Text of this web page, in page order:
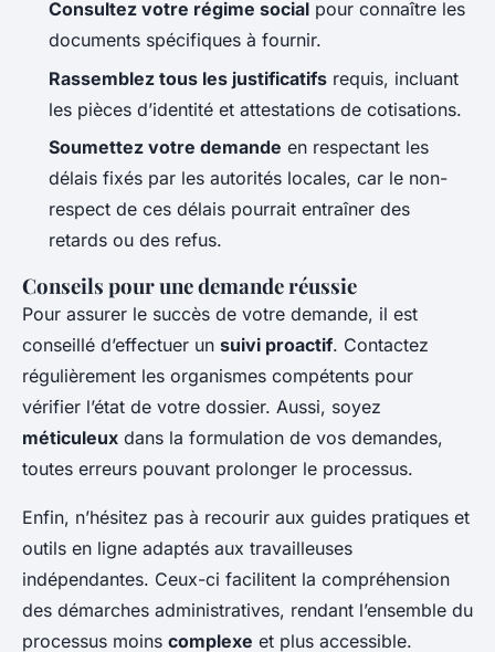
Consultez votre régime social pour connaître les
documents spécifiques à fournir.
Rassemblez tous les justificatifs requis, incluant
les pièces d’identité et attestations de cotisations.
Soumettez votre demande en respectant les
délais fixés par les autorités locales, car le non-
respect de ces délais pourrait entraîner des
retards ou des refus.
Conseils pour une demande réussie
Pour assurer le succès de votre demande, il est
conseillé d’effectuer un suivi proactif. Contactez
régulièrement les organismes compétents pour
vérifier l’état de votre dossier. Aussi, soyez
méticuleux dans la formulation de vos demandes,
toutes erreurs pouvant prolonger le processus.
Enfin, n’hésitez pas à recourir aux guides pratiques et
outils en ligne adaptés aux travailleuses
indépendantes. Ceux-ci facilitent la compréhension
des démarches administratives, rendant l’ensemble du
processus moins complexe et plus accessible.